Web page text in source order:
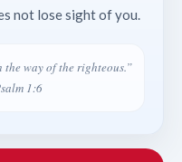
not lose sight of you.
the way of the righteous.”
1:6